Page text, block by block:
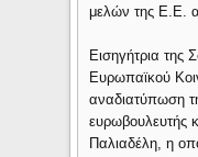
μελών της Ε.Ε.
Εισηγήτρια της
Ευρωπαϊκού
αναδιατύπωση
ευρωβουλευτής
Παλιαδέλη, η